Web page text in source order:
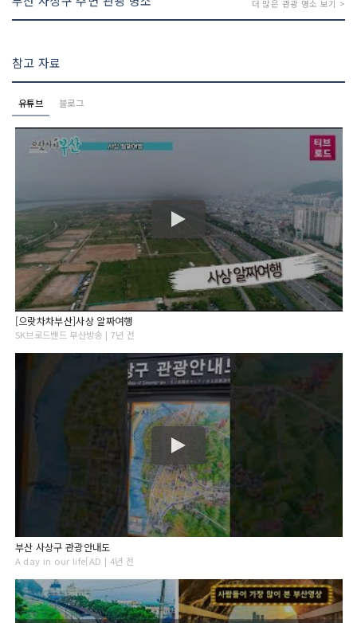
더 많은 관광 명소 보기 >
참고 자료
유튜브 블로그
[으랏차차부산]사상 알짜여행
SK브로드밴드 부산방송 | 7년 전
부산 사상구 관광안내도
A day in our life[AD | 4년 전